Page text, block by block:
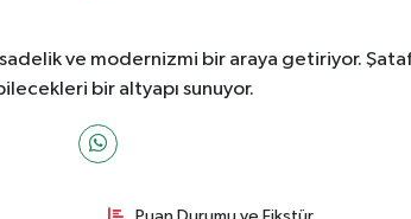
ve modernizmi bir araya getiriyor.
bir altyapı sunuyor.